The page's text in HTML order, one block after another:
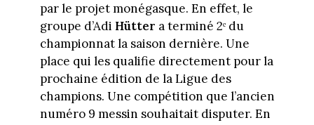
par le projet monégasque. En effet, le
groupe d’Adi Hütter a terminé 2ᵉ du
championnat la saison dernière. Une
place qui les qualifie directement pour la
prochaine édition de la Ligue des
champions. Une compétition que l’ancien
numéro 9 messin souhaitait disputer. En